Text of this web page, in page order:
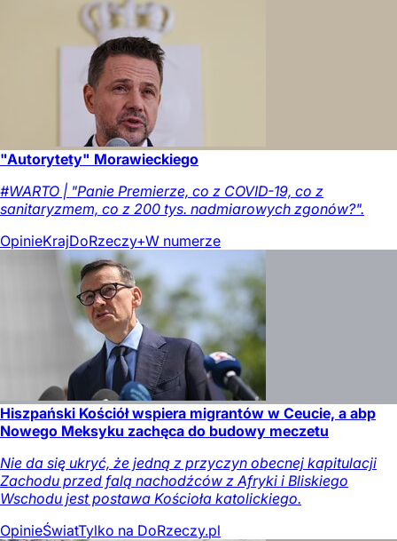
"Autorytety" Morawieckiego
#WARTO | "Panie Premierze, co z COVID-19, co z
sanitaryzmem, co z 200 tys. nadmiarowych zgonów?".
OpinieKrajDoRzeczy+W numerze
Hiszpański Kościół wspiera migrantów w Ceucie, a abp
Nowego Meksyku zachęca do budowy meczetu
Nie da się ukryć, że jedną z przyczyn obecnej kapitulacji
Zachodu przed falą nachodźców z Afryki i Bliskiego
Wschodu jest postawa Kościoła katolickiego.
OpinieŚwiatTylko na DoRzeczy.pl